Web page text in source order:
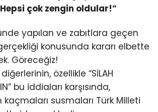
çok zengin oldular!”
yapılan ve zabıtlara geçen
konusunda kararı elbette
Göreceğiz!
özellikle “SİLAH
bu iddiaları karşısında,
susmaları Türk Milleti